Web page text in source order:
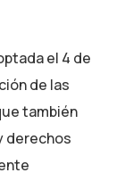
el 4 de
de las
también
derechos